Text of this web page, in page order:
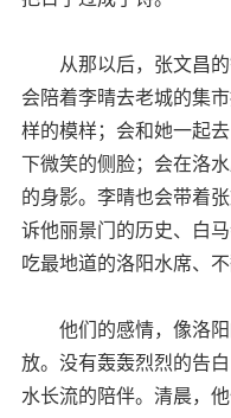
从那以后，张文昌的
会陪着李晴去老城的集
样的模样；会和她一起
下微笑的侧脸；会在洛
的身影。李晴也会带着
诉他丽景门的历史、白
吃最地道的洛阳水席、
他们的感情，像洛阳
放。没有轰轰烈烈的告
水长流的陪伴。清晨，